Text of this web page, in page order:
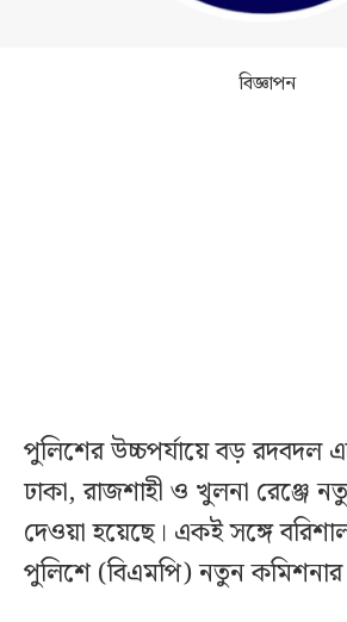
বিজ্ঞাপন
পুলিশের উচ্চপর্যায়ে বড় রদবদল
ঢাকা, রাজশাহী ও খুলনা রেঞ্জে
দেওয়া হয়েছে। একই সঙ্গে
পুলিশে (বিএমপি) নতুন কমিশনার